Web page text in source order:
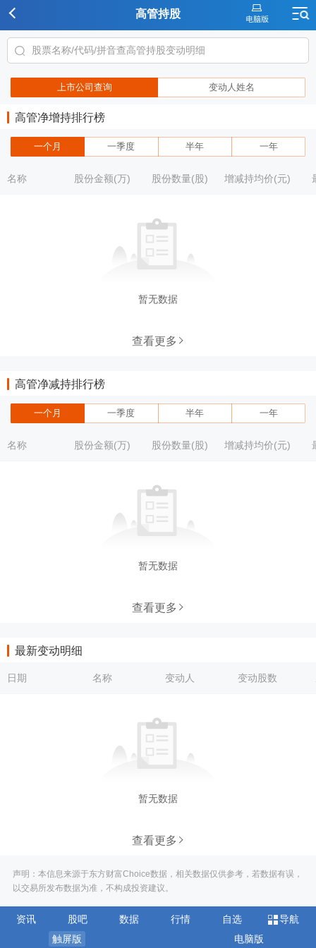
高管持股
上市公司查询 变动人姓名
高管净增持排行榜
一个月 一季度 半年 一年
名称 股份金额(万) 股份数量(股) 增减持均价(元)
暂无数据
查看更多
高管净减持排行榜
一个月 一季度 半年 一年
名称 股份金额(万) 股份数量(股) 增减持均价(元)
暂无数据
查看更多
最新变动明细
日期 名称 变动人 变动股数
暂无数据
查看更多
声明：本信息来源于东方财富Choice数据，相关数据仅供参考，若数据有误，
以交易所发布数据为准，不构成投资建议。
资讯 股吧 数据 行情 自选
导航
触屏版
电脑版